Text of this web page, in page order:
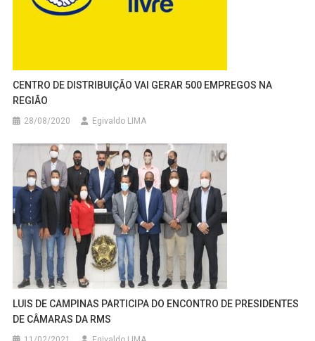
CENTRO DE DISTRIBUIÇÃO VAI GERAR 500 EMPREGOS NA
REGIÃO
28/08/2020 Egivaldo LIMA
LUIS DE CAMPINAS PARTICIPA DO ENCONTRO DE PRESIDENTES
DE CÂMARAS DA RMS